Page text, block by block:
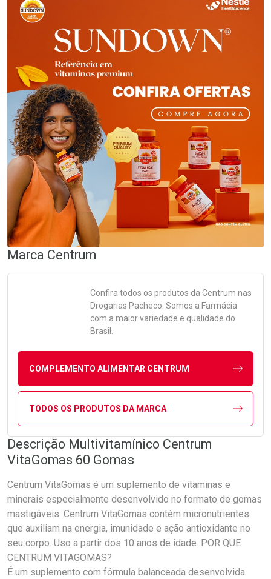
Marca Centrum
Confira todos os produtos da Centrum nas
Drogarias Pacheco. Somos a Farmácia
com a maior variedade e qualidade do
Brasil.
COMPLEMENTO ALIMENTAR CENTRUM
TODOS OS PRODUTOS DA MARCA
Descrição Multivitamínico Centrum
VitaGomas 60 Gomas
Centrum VitaGomas é um suplemento de vitaminas e
minerais especialmente desenvolvido no formato de gomas
mastigáveis. Centrum VitaGomas contém micronutrientes
que auxiliam na energia, imunidade e ação antioxidante no
seu corpo. Uso a partir dos 10 anos de idade. POR QUE
CENTRUM VITAGOMAS?
É um suplemento com fórmula balanceada desenvolvida